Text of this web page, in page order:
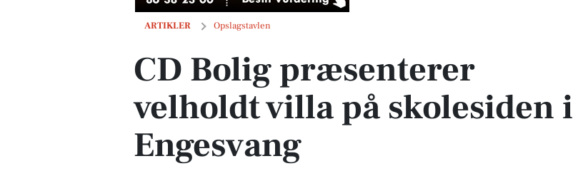
ARTIKLER Opslagstavlen
CD Bolig præsenterer velholdt villa på skolesiden i Engesvang
CD Bolig præsenterer
velholdt villa på skolesiden i
Engesvang